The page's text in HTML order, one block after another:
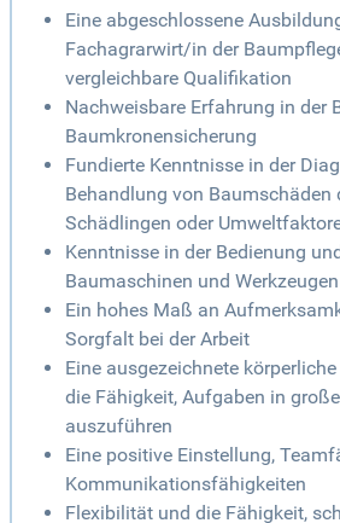
Eine abgeschlossene
Fachagrarwirt/in der
vergleichbare Qualifikation
Nachweisbare Erfahrung in der
Baumkronensicherung
Fundierte Kenntnisse in der
Behandlung von Baumschäden
Schädlingen oder
Kenntnisse in der Bedienung
Baumaschinen und Werkzeugen
Ein hohes Maß an
Sorgfalt bei der Arbeit
Eine ausgezeichnete
die Fähigkeit, Aufgaben in
auszuführen
Eine positive Einstellung,
Kommunikationsfähigkeiten
Flexibilität und die Fähigkeit,